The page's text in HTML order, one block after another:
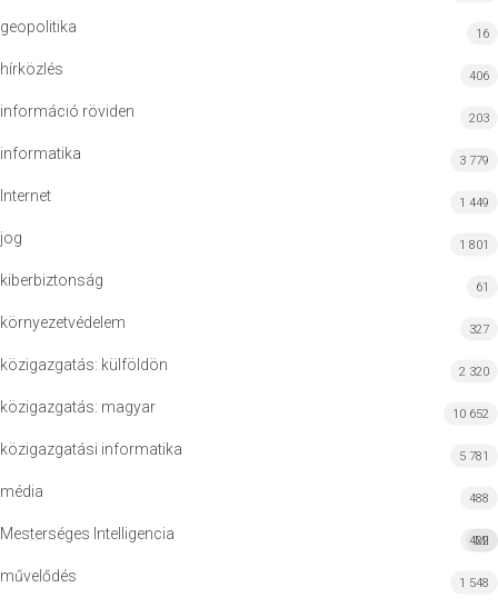
geopolitika 16
hírközlés 406
információ röviden 203
informatika 3 779
Internet 1 449
jog 1 801
kiberbiztonság 61
környezetvédelem 327
közigazgatás: külföldön 2 320
közigazgatás: magyar 10 652
közigazgatási informatika 5 781
média 488
Mesterséges Intelligencia MI
422
művelődés 1 548